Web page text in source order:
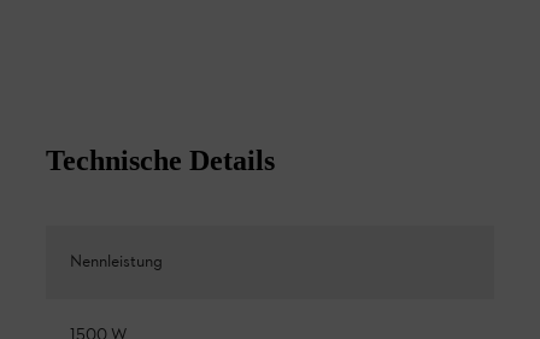
Technische Details
Nennleistung